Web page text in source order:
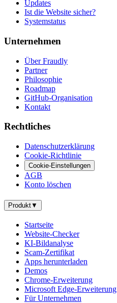
Updates
Ist die Website sicher?
Systemstatus
Unternehmen
Über Fraudly
Partner
Philosophie
Roadmap
GitHub-Organisation
Kontakt
Rechtliches
Datenschutzerklärung
Cookie-Richtlinie
Cookie-Einstellungen
AGB
Konto löschen
Produkt▼
Startseite
Website-Checker
KI-Bildanalyse
Scam-Zertifikat
Apps herunterladen
Demos
Chrome-Erweiterung
Microsoft Edge-Erweiterung
Für Unternehmen